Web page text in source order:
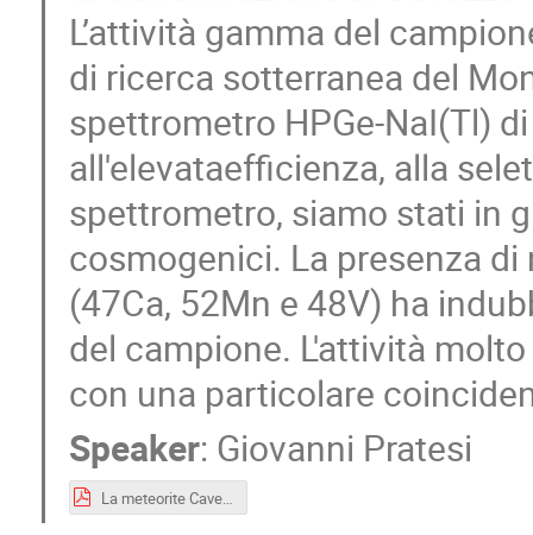
L’attività gamma del
di ricerca sotterranea del
spettrometro HPGe-NaI(Tl)
all'elevataefficienza, alla
spettrometro, siamo stati in
cosmogenici. La presenza
(47Ca, 52Mn e 48V) ha
del campione. L'attività
con una particolare
Speaker: Giovanni Pratesi
La meteorite Cavezzo - analisi e classificazione.pdf